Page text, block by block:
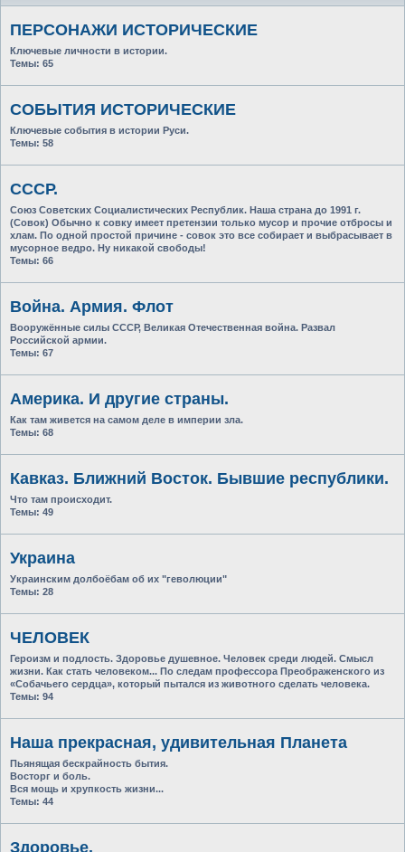
ПЕРСОНАЖИ ИСТОРИЧЕСКИЕ
Ключевые личности в истории.
Темы: 65
СОБЫТИЯ ИСТОРИЧЕСКИЕ
Ключевые события в истории Руси.
Темы: 58
СССР.
Союз Советских Социалистических Республик. Наша страна до 1991 г.
(Совок) Обычно к совку имеет претензии только мусор и прочие отбросы и
хлам. По одной простой причине - совок это все собирает и выбрасывает в
мусорное ведро. Ну никакой свободы!
Темы: 66
Война. Армия. Флот
Вооружённые силы СССР, Великая Отечественная война. Развал
Российской армии.
Темы: 67
Америка. И другие страны.
Как там живется на самом деле в империи зла.
Темы: 68
Кавказ. Ближний Восток. Бывшие республики.
Что там происходит.
Темы: 49
Украина
Украинским долбоёбам об их "геволюции"
Темы: 28
ЧЕЛОВЕК
Героизм и подлость. Здоровье душевное. Человек среди людей. Смысл
жизни. Как стать человеком... По следам профессора Преображенского из
«Собачьего сердца», который пытался из животного сделать человека.
Темы: 94
Наша прекрасная, удивительная Планета
Пьянящая бескрайность бытия.
Восторг и боль.
Вся мощь и хрупкость жизни...
Темы: 44
Здоровье.